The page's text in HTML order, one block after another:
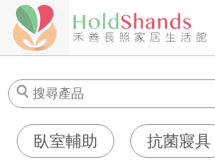
關於我們
臥室輔助 抗菌寢具